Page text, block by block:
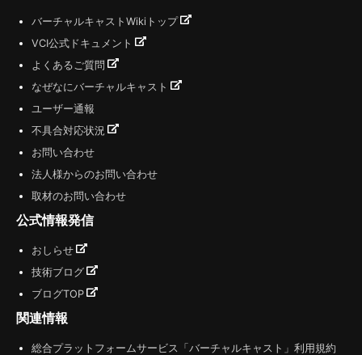
バーチャルキャストWikiトップ
VCI公式ドキュメント
よくあるご質問
なぜなにバーチャルキャスト
ユーザー通報
不具合対応状況
お問い合わせ
法人様からのお問い合わせ
取材のお問い合わせ
公式情報発信
おしらせ
技術ブログ
ブログTOP
関連情報
総合プラットフォームサービス「バーチャルキャスト」利用規約